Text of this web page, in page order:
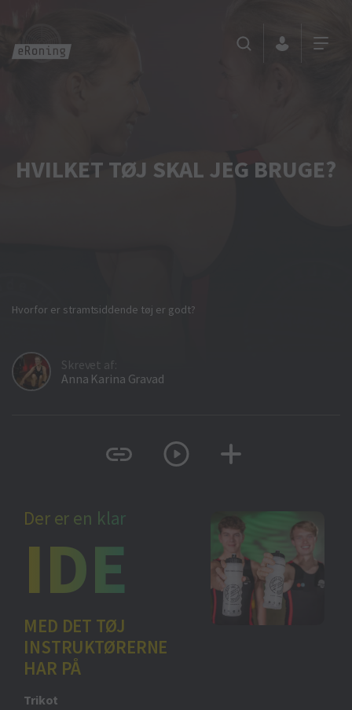
HVILKET TØJ SKAL JEG BRUGE?
Hvorfor er stramtsiddende tøj er godt?
Skrevet af:
Anna Karina Gravad
Der er en klar
IDE
MED DET TØJ
INSTRUKTØRERNE
HAR PÅ
Trikot